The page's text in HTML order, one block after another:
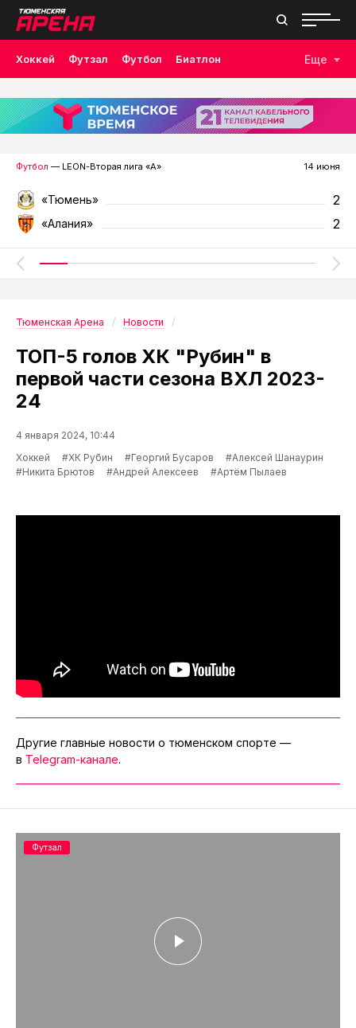
Хоккей Футзал Футбол Биатлон
Лыжные гонки Волейбол Плавание Дзюдо
Скалолазание Велоспорт Бокс
Еще
Футбол — LEON-Вторая лига «А» 14 июня
«Тюмень» 2
«Алания» 2
Тюменская Арена Новости
ТОП-5 голов ХК "Рубин" в
первой части сезона ВХЛ 2023-
24
4 января 2024, 10:44
Хоккей
#ХК Рубин #Георгий Бусаров
#Алексей Шанаурин
#Никита Брютов
#Андрей Алексеев #Артём Пылаев
Другие главные новости о тюменском спорте —
в Telegram-канале.
Футзал